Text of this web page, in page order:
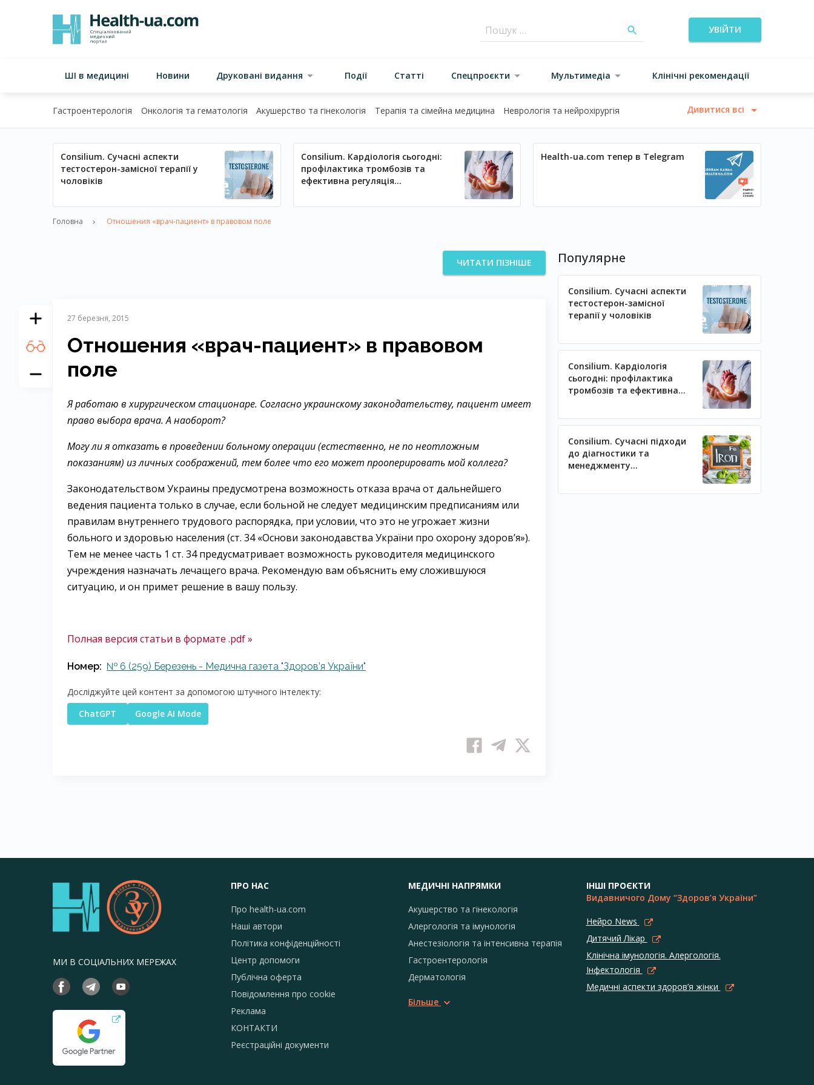
УВІЙТИ
ШІ в медицині Новини Друковані видання Події Статті Спецпроєкти Мультимедіа Клінічні рекомендації
Гастроентерологія Онкологія та гематологія Акушерство та гінекологія Терапія та сімейна медицина Неврологія та нейрохірургія Дивитися всі
Consilium. Сучасні аспекти
тестостерон-замісної терапії у
чоловіків
Consilium. Кардіологія сьогодні:
профілактика тромбозів та
ефективна регуляція
Health-ua.com тепер в Telegram
Головна Отношения «врач-пациент» в правовом поле
ЧИТАТИ ПІЗНІШЕ
27 березня, 2015
Отношения «врач-пациент» в правовом
поле
Я работаю в хирургическом стационаре. Согласно украинскому законодательству, пациент имеет
право выбора врача. А наоборот?
Могу ли я отказать в проведении больному операции (естественно, не по неотложным
показаниям) из личных соображений, тем более что его может прооперировать мой коллега?
Законодательством Украины предусмотрена возможность отказа врача от дальнейшего
ведения пациента только в случае, если больной не следует медицинским предписаниям или
правилам внутреннего трудового распорядка, при условии, что это не угрожает жизни
больного и здоровью населения (ст. 34 «Основи законодавства України про охорону здоров’я»).
Тем не менее часть 1 ст. 34 предусматривает возможность руководителя медицинского
учреждения назначать лечащего врача. Рекомендую вам объяснить ему сложившуюся
ситуацию, и он примет решение в вашу пользу.
Полная версия статьи в формате .pdf »
Номер: № 6 (259) Березень - Медична газета "Здоров’я України"
Досліджуйте цей контент за допомогою штучного інтелекту:
ChatGPT
Google AI Mode
Популярне
Consilium. Сучасні аспекти
тестостерон-замісної
терапії у чоловіків
Consilium. Кардіологія
сьогодні: профілактика
тромбозів та ефективна
Consilium. Сучасні підходи
до діагностики та
менеджменту
МИ В СОЦІАЛЬНИХ МЕРЕЖАХ
ПРО НАС
Про health-ua.com
Наші автори
Політика конфіденційності
Центр допомоги
Публічна оферта
Повідомлення про сookie
Реклама
КОНТАКТИ
Реєстраційні документи
МЕДИЧНІ НАПРЯМКИ
Акушерство та гінекологія
Алергологія та імунологія
Анестезіологія та інтенсивна терапія
Гастроентерологія
Дерматологія
Більше
ІНШІ ПРОЄКТИ
Видавничого Дому “Здоров’я України”
Нейро News
Дитячий Лікар
Клінічна імунологія. Алергологія.
Інфектологія
Медичні аспекти здоров’я жінки